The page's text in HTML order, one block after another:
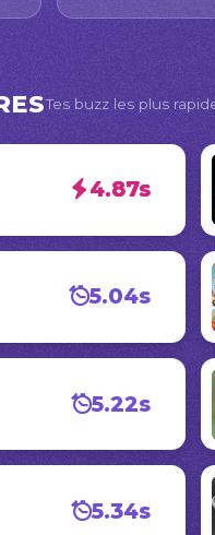
Tes buzz les plus
4.87s
5.04s
5.22s
5.34s